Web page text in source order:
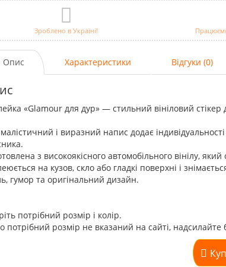
Зроблено в Україні!
Опис Характеристики Відгуки (0)
«Glamour для дур» — стильний вініловий стікер
і виразний напис додає
з високоякісного автомобільного вінілу,
на кузов, скло або гладкі поверхні і
гумор та оригінальний дизайн.
потрібний розмір і колір.
потрібний розмір не вказаний на сайті,